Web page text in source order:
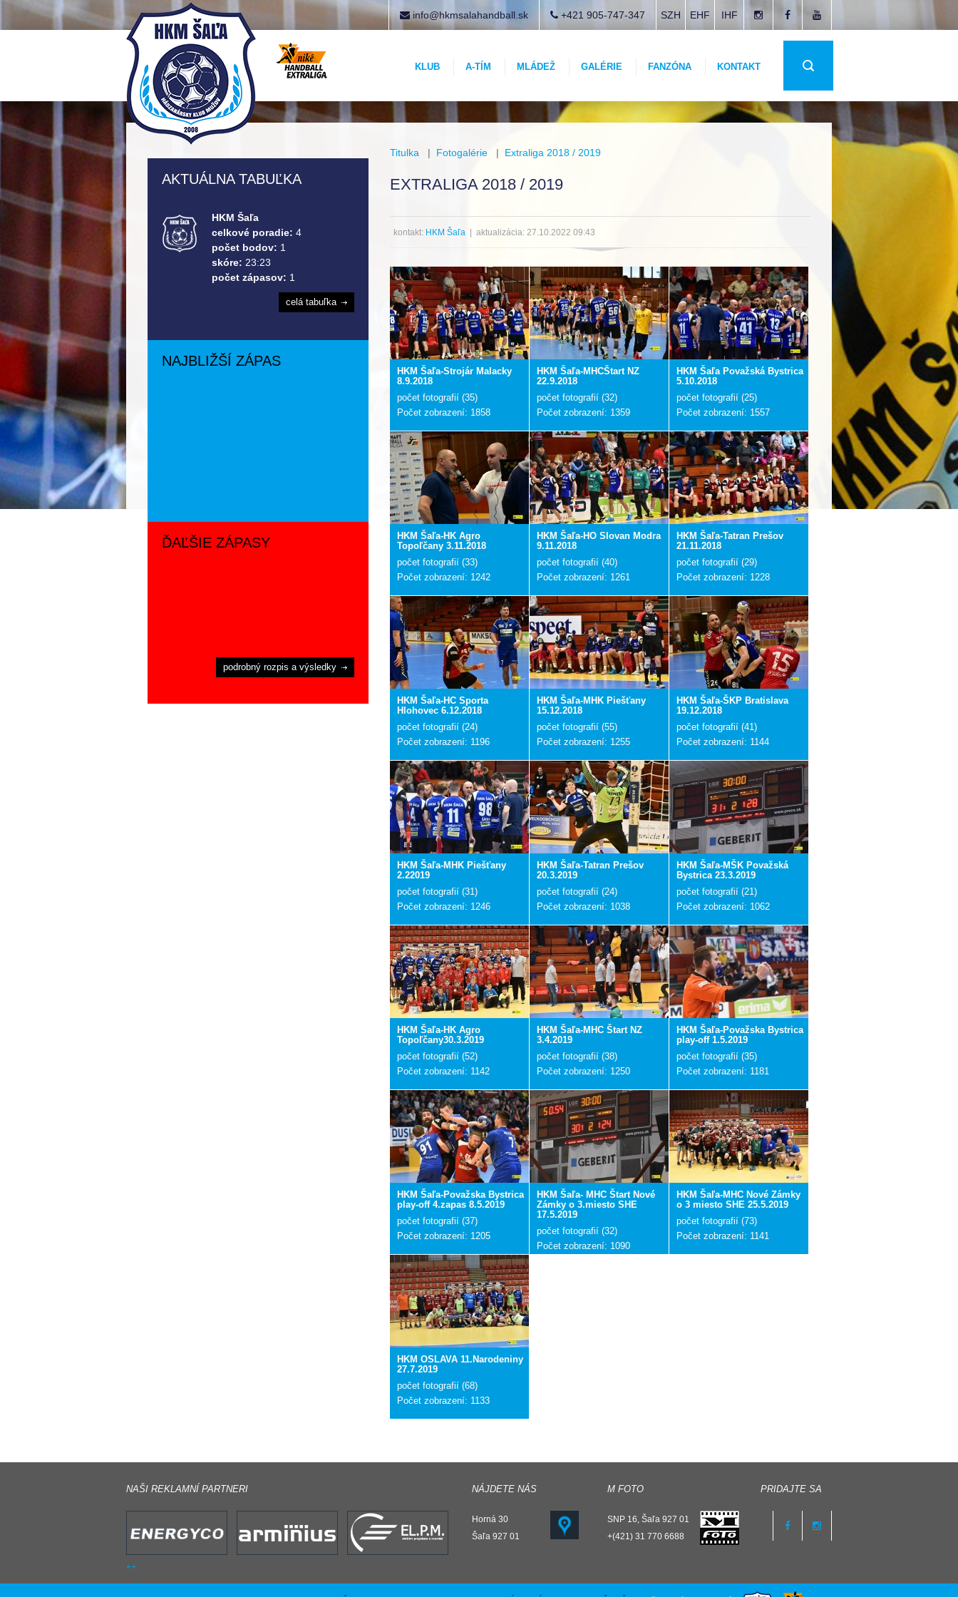
SZH EHF IHF
info@hkmsalahandball.sk +421 905-747-347
KLUB A-TÍM MLÁDEŽ GALÉRIE FANZÓNA KONTAKT
Titulka | Fotogalérie | Extraliga 2018 / 2019
EXTRALIGA 2018 / 2019
kontakt: HKM Šaľa | aktualizácia: 27.10.2022 09:43
HKM Šaľa-Strojár Malacky
8.9.2018
počet fotografií (35)
Počet zobrazení: 1858
HKM Šaľa-MHCŠtart NZ
22.9.2018
počet fotografií (32)
Počet zobrazení: 1359
HKM Šaľa Považská Bystrica
5.10.2018
počet fotografií (25)
Počet zobrazení: 1557
HKM Šaľa-HK Agro
Topoľčany 3.11.2018
počet fotografií (33)
Počet zobrazení: 1242
HKM Šaľa-HO Slovan Modra
9.11.2018
počet fotografií (40)
Počet zobrazení: 1261
HKM Šaľa-Tatran Prešov
21.11.2018
počet fotografií (29)
Počet zobrazení: 1228
HKM Šaľa-HC Sporta
Hlohovec 6.12.2018
počet fotografií (24)
Počet zobrazení: 1196
HKM Šaľa-MHK Piešťany
15.12.2018
počet fotografií (55)
Počet zobrazení: 1255
HKM Šaľa-ŠKP Bratislava
19.12.2018
počet fotografií (41)
Počet zobrazení: 1144
HKM Šaľa-MHK Piešťany
2.22019
počet fotografií (31)
Počet zobrazení: 1246
HKM Šaľa-Tatran Prešov
20.3.2019
počet fotografií (24)
Počet zobrazení: 1038
HKM Šaľa-MŠK Považská
Bystrica 23.3.2019
počet fotografií (21)
Počet zobrazení: 1062
HKM Šaľa-HK Agro
Topoľčany30.3.2019
počet fotografií (52)
Počet zobrazení: 1142
HKM Šaľa-MHC Štart NZ
3.4.2019
počet fotografií (38)
Počet zobrazení: 1250
HKM Šaľa-Považska Bystrica
play-off 1.5.2019
počet fotografií (35)
Počet zobrazení: 1181
HKM Šaľa-Považska Bystrica
play-off 4.zapas 8.5.2019
počet fotografií (37)
Počet zobrazení: 1205
HKM Šaľa- MHC Štart Nové
Zámky o 3.miesto SHE
17.5.2019
počet fotografií (32)
Počet zobrazení: 1090
HKM Šaľa-MHC Nové Zámky
o 3 miesto SHE 25.5.2019
počet fotografií (73)
Počet zobrazení: 1141
HKM OSLAVA 11.Narodeniny
27.7.2019
počet fotografií (68)
Počet zobrazení: 1133
AKTUÁLNA TABUĽKA
HKM Šaľa
celkové poradie: 4
počet bodov: 1
skóre: 23:23
počet zápasov: 1
celá tabuľka
NAJBLIŽŠÍ ZÁPAS
ĎAĽŠIE ZÁPASY
podrobný rozpis a výsledky
NAŠI REKLAMNÍ PARTNERI NÁJDETE NÁS
Horná 30
Šaľa 927 01
M FOTO
SNP 16, Šaľa 927 01
+(421) 31 770 6688
PRIDAJTE SA